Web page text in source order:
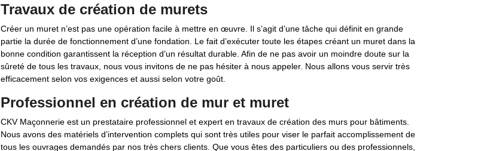
Travaux de création de murets
Créer un muret n’est pas une opération facile à mettre en œuvre. Il s’agit d’une tâche qui définit en grande
partie la durée de fonctionnement d’une fondation. Le fait d’exécuter toute les étapes créant un muret dans la
bonne condition garantissent la réception d’un résultat durable. Afin de ne pas avoir un moindre doute sur la
sûreté de tous les travaux, nous vous invitons de ne pas hésiter à nous appeler. Nous allons vous servir très
efficacement selon vos exigences et aussi selon votre goût.
Professionnel en création de mur et muret
CKV Maçonnerie est un prestataire professionnel et expert en travaux de création des murs pour bâtiments.
Nous avons des matériels d’intervention complets qui sont très utiles pour viser le parfait accomplissement de
tous les ouvrages demandés par nos très chers clients. Que vous êtes des particuliers ou des professionnels,